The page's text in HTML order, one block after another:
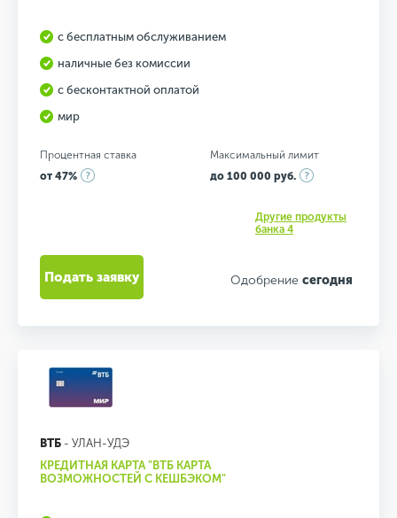
с бесплатным обслуживанием
наличные без комиссии
с бесконтактной оплатой
мир
Процентная ставка
от 47%
Максимальный лимит
до 100 000 руб.
Другие продукты
банка 4
Одобрение сегодня
Подать заявку
ВТБ - УЛАН-УДЭ
КРЕДИТНАЯ КАРТА "ВТБ КАРТА
ВОЗМОЖНОСТЕЙ С КЕШБЭКОМ"